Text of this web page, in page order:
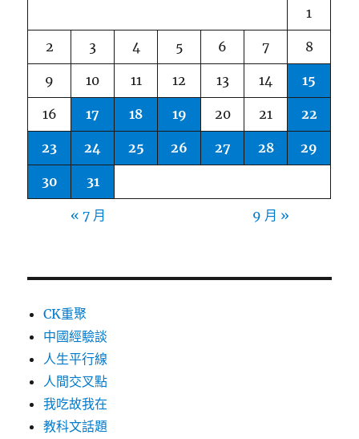
1
2 3 4 5 6 7 8
9 10 11 12 13 14 15
16 17 18 19 20 21 22
23 24 25 26 27 28 29
30 31
« 7 月 9 月 »
CK重聚
中國經驗談
人生平行線
人間交叉點
我吃故我在
教科文話題